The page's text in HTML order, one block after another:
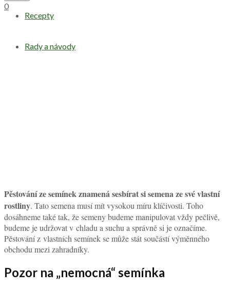
Recepty
Rady a návody
0
Pěstování ze semínek znamená sesbírat si semena ze své vlastní
rostliny. Tato semena musí mít vysokou míru klíčivosti. Toho
dosáhneme také tak, že semeny budeme manipulovat vždy pečlivě,
budeme je udržovat v chladu a suchu a správně si je označíme.
Pěstování z vlastních semínek se může stát součástí výměnného
obchodu mezi zahradníky.
Pozor na „nemocná“ semínka